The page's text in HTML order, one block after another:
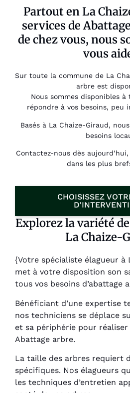
Partout en La
services de
de chez vous, nous
vous
Sur toute la commune de La
arbre est
Nous sommes disponibles
répondre à vos besoins, peu
Basés à La Chaize-Giraud,
besoins
Contactez-nous dès
dans les plus
CHOISISSEZ
Explorez la variété
La Chaize-
{Votre spécialiste élagueur à
met à votre disposition son
tous vos besoins d’abattage
Bénéficiant d’une expertise
nos techniciens se déplace
et sa périphérie pour
Abattage arbre.
La taille des arbres requiert
spécifiques. Nos élagueurs
les techniques d’entretien